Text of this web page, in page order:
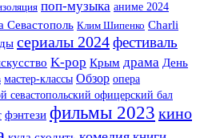
поп-музыка аниме 2024
Севастополь Клим Шипенко Charli
сериалы 2024фестиваль
K-pop Крым драма День
мастер-классы Обзор опера
севастопольский офицерский бал
фэнтези фильмы 2023 кино